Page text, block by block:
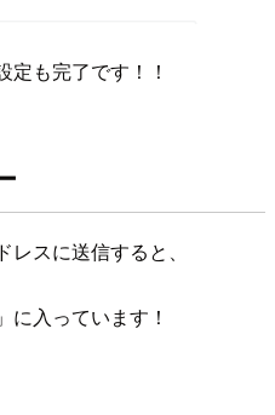
定も完了です！！
スに送信すると、
に入っています！